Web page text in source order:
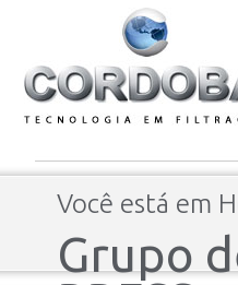
Você está em
Grupo